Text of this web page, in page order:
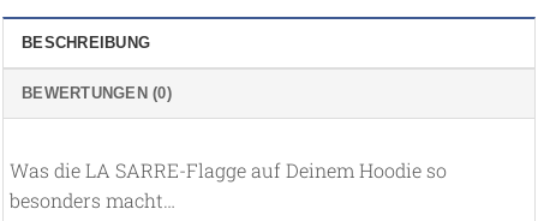
BESCHREIBUNG
BEWERTUNGEN (0)
Was die LA SARRE-Flagge auf Deinem Hoodie so
besonders macht…